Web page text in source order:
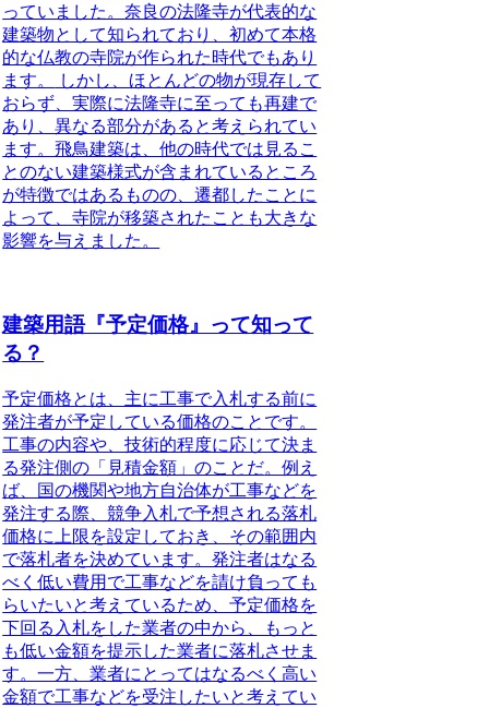
っていました。奈良の法隆寺が代表的な
建築物として知られており、初めて本格
的な仏教の寺院が作られた時代でもあり
ます。
しかし、ほとんどの物が現存して
おらず、実際に法隆寺に至っても再建で
あり、異なる部分があると考えられてい
ます。飛鳥建築は、他の時代では見るこ
とのない建築様式が含まれているところ
が特徴ではあるものの、遷都したことに
よって、寺院が移築されたことも大きな
影響を与えました。
建築用語『予定価格』って知って
る？
予定価格とは、主に工事で入札する前に
発注者が予定している価格のことです。
工事の内容や、技術的程度に応じて決ま
る発注側の「見積金額」のことだ。例え
ば、国の機関や地方自治体が工事などを
発注する際、競争入札で予想される落札
価格に上限を設定しておき、その範囲内
で落札者を決めています。発注者はなる
べく低い費用で工事などを請け負っても
らいたいと考えているため、予定価格を
下回る入札をした業者の中から、もっと
も低い金額を提示した業者に落札させま
す。一方、業者にとってはなるべく高い
金額で工事などを受注したいと考えてい